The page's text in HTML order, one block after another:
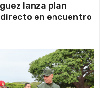
lanza plan
en encuentro